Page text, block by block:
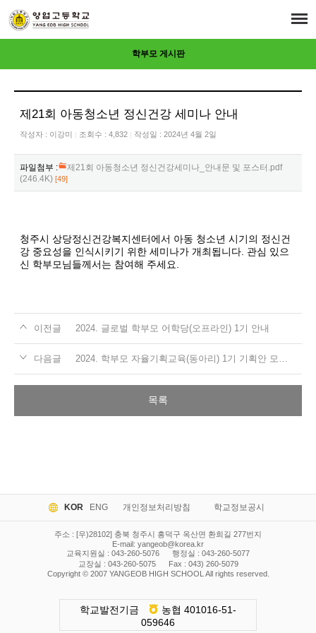
학부모 게시판
제21회 아동청소년 정신건강 세미나 안내
작성자 : 이강미 | 조회수 : 4,832 | 작성일 : 2024년 4월 2일
파일첨부 :
제21회 아동청소년 정신건강세미나_안내문 및 포스터.pdf
(246.4K) [49]
청주시 상당정신건강복지센터에서 아동 청소년 시기의 정신건
강 중요성을 인식시키기 위한 세미나가 개최됩니다. 관심 있으
신 학부모님들께서는 참여해 주세요.
이전글 2024. 글로벌 학부모 어학당(오프라인) 1기 안내
다음글 2024. 학부모 자율기획교육(동아리) 1기 기획안 모집 안내
목록
KOR ENG 개인정보처리방침 학교정보공시
학교발전기금
농협 401016-51-
059646
주소 : [우)28102] 충북 청주시 흥덕구 옥산면 환희길 277번지
E-mail: yangeob@korea.kr
교육지원실 : 043-260-5076
행정실 : 043-260-5077
교장실 : 043-260-5075
Fax : 043) 260-5079
Copyright © 2007 YANGEOB HIGH SCHOOL All rights reserved.